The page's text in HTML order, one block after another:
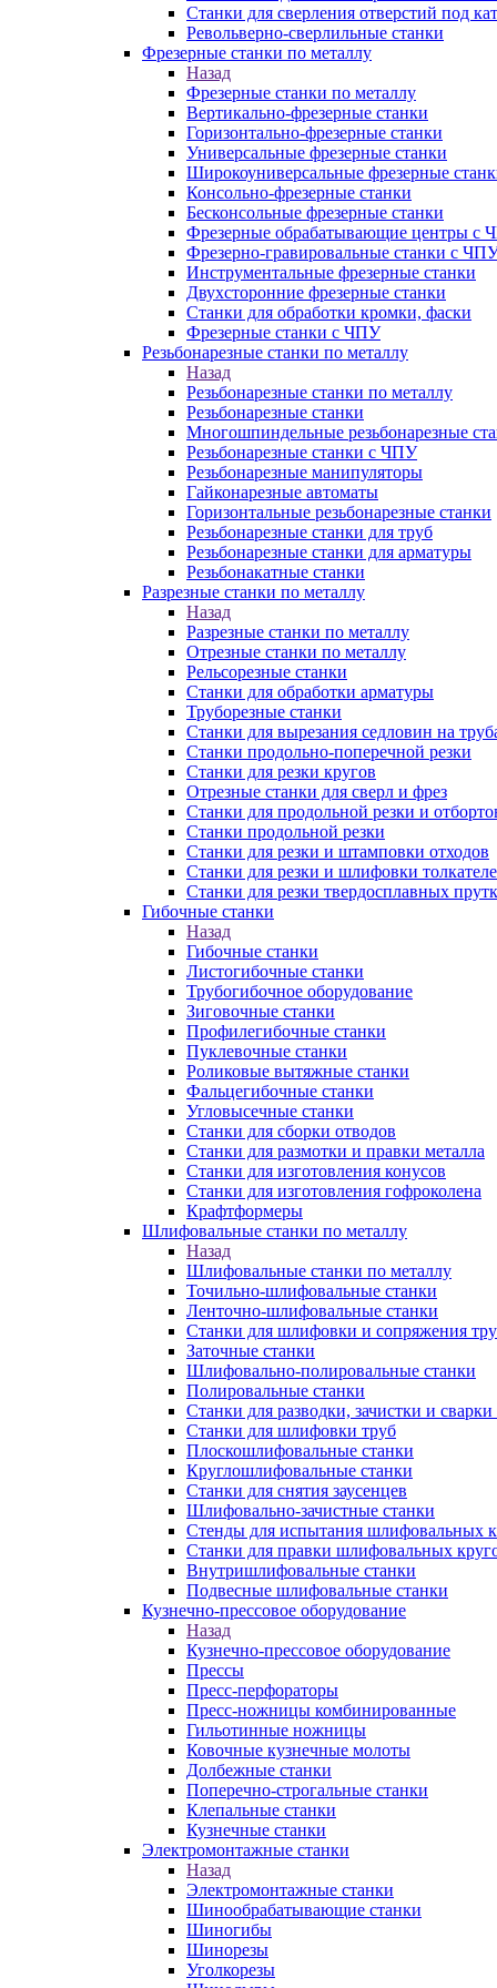
Станки для сверления отверстий под
Револьверно-сверлильные станки
Фрезерные станки по металлу
Назад
Фрезерные станки по металлу
Вертикально-фрезерные станки
Горизонтально-фрезерные станки
Универсальные фрезерные станки
Широкоуниверсальные фрезерные
Консольно-фрезерные станки
Бесконсольные фрезерные станки
Фрезерные обрабатывающие центры с
Фрезерно-гравировальные станки с
Инструментальные фрезерные станки
Двухсторонние фрезерные станки
Станки для обработки кромки, фаски
Фрезерные станки с ЧПУ
Резьбонарезные станки по металлу
Назад
Резьбонарезные станки по металлу
Резьбонарезные станки
Многошпиндельные резьбонарезные
Резьбонарезные станки с ЧПУ
Резьбонарезные манипуляторы
Гайконарезные автоматы
Горизонтальные резьбонарезные станки
Резьбонарезные станки для труб
Резьбонарезные станки для арматуры
Резьбонакатные станки
Разрезные станки по металлу
Назад
Разрезные станки по металлу
Отрезные станки по металлу
Рельсорезные станки
Станки для обработки арматуры
Труборезные станки
Станки для вырезания седловин на
Станки продольно-поперечной резки
Станки для резки кругов
Отрезные станки для сверл и фрез
Станки для продольной резки и
Станки продольной резки
Станки для резки и штамповки отходов
Станки для резки и шлифовки
Станки для резки твердосплавных
Гибочные станки
Назад
Гибочные станки
Листогибочные станки
Трубогибочное оборудование
Зиговочные станки
Профилегибочные станки
Пуклевочные станки
Роликовые вытяжные станки
Фальцегибочные станки
Угловысечные станки
Станки для сборки отводов
Станки для размотки и правки металла
Станки для изготовления конусов
Станки для изготовления гофроколена
Крафтформеры
Шлифовальные станки по металлу
Назад
Шлифовальные станки по металлу
Точильно-шлифовальные станки
Ленточно-шлифовальные станки
Станки для шлифовки и сопряжения
Заточные станки
Шлифовально-полировальные станки
Полировальные станки
Станки для разводки, зачистки и сварки
Станки для шлифовки труб
Плоскошлифовальные станки
Круглошлифовальные станки
Станки для снятия заусенцев
Шлифовально-зачистные станки
Стенды для испытания шлифовальных
Станки для правки шлифовальных
Внутришлифовальные станки
Подвесные шлифовальные станки
Кузнечно-прессовое оборудование
Назад
Кузнечно-прессовое оборудование
Прессы
Пресс-перфораторы
Пресс-ножницы комбинированные
Гильотинные ножницы
Ковочные кузнечные молоты
Долбежные станки
Поперечно-строгальные станки
Клепальные станки
Кузнечные станки
Электромонтажные станки
Назад
Электромонтажные станки
Шинообрабатывающие станки
Шиногибы
Шинорезы
Уголкорезы